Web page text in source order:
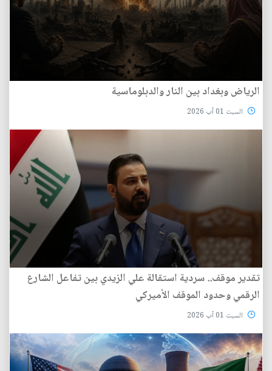
الرياض وبغداد بين النار والدبلوماسية
السبت 01 آب 2026
تقدير موقف.. سردية استقالة علي الزيدي بين تفاعل الشارع
الرقمي وحدود الموقف الأميركي
السبت 01 آب 2026